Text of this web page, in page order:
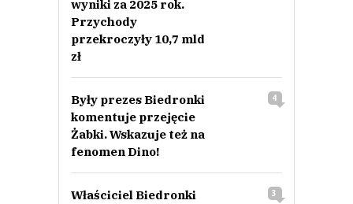
wyniki za 2025 rok.
Przychody
przekroczyły 10,7 mld
zł
Były prezes Biedronki
komentuje przejęcie
Żabki. Wskazuje też na
fenomen Dino!
4
Właściciel Biedronki
3